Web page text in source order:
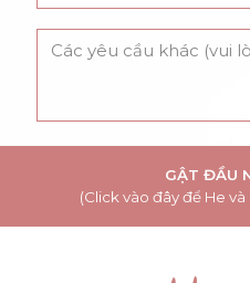
GẬT ĐẦU
(Click vào đây để He